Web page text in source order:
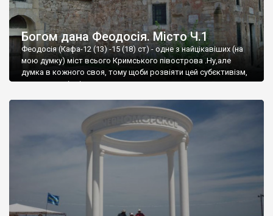
Богом дана Феодосія. Місто Ч.1
Феодосія (Кафа-12 (13) -15 (18) ст) - одне з найцікавіших (на
мою думку) міст всього Кримського півострова .Ну,але
думка в кожного своя, тому щоби розвіяти цей субєктивізм,
запрошую відвідати це